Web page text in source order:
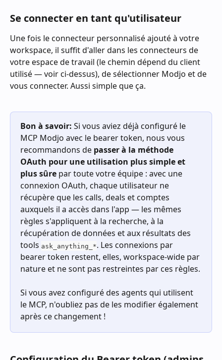
Se connecter en tant qu'utilisateur
Une fois le connecteur personnalisé ajouté à votre
workspace, il suffit d'aller dans les connecteurs de
votre espace de travail (le chemin dépend du client
utilisé — voir ci-dessus), de sélectionner Modjo et de
vous connecter. Aussi simple que ça.
Bon à savoir: Si vous aviez déjà configuré le
MCP Modjo avec le bearer token, nous vous
recommandons de passer à la méthode
OAuth pour une utilisation plus simple et
plus sûre par toute votre équipe : avec une
connexion OAuth, chaque utilisateur ne
récupère que les calls, deals et comptes
auxquels il a accès dans l'app — les mêmes
règles s'appliquent à la recherche, à la
récupération de données et aux résultats des
tools ask_anything_*. Les connexions par
bearer token restent, elles, workspace-wide par
nature et ne sont pas restreintes par ces règles.
Si vous avez configuré des agents qui utilisent
le MCP, n'oubliez pas de les modifier également
après ce changement !